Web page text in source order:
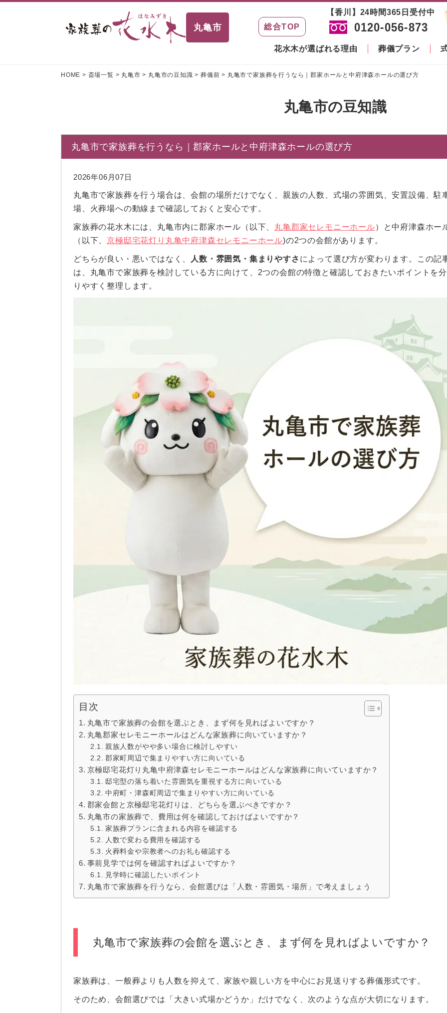
丸亀市 総合TOP
【香川】24時間365日受付中
0120-056-873
花水木が選ばれる理由 葬儀プラン
HOME > 斎場一覧 > 丸亀市 > 丸亀市の豆知識 >葬儀前 > 丸亀市で家族葬を行うなら｜郡家ホールと中府津森ホールの選び方
丸亀市の豆知識
丸亀市で家族葬を行うなら｜郡家ホールと中府津森ホールの選び方
2026年06月07日
丸亀市で家族葬を行う場合は、会館の場所だけでなく、親族の人数、式場の雰囲気、安置設備、駐
場、火葬場への動線まで確認しておくと安心です。
家族葬の花水木には、丸亀市内に郡家ホール（以下、 丸亀郡家セレモニーホール）と中府津森ホー
（以下、京極邸宅花灯り丸亀中府津森セレモニーホール)の2つの会館があります。
どちらが良い・悪いではなく、 人数・雰囲気・集まりやすさ によって選び方が変わります。この記
は、丸亀市で家族葬を検討している方に向けて、2つの会館の特徴と確認しておきたいポイントを
りやすく整理します。
目次
丸亀市で家族葬の会館を選ぶとき、まず何を見ればよいですか？
丸亀郡家セレモニーホールはどんな家族葬に向いていますか？
親族人数がやや多い場合に検討しやすい
郡家町周辺で集まりやすい方に向いている
京極邸宅花灯り丸亀中府津森セレモニーホールはどんな家族葬に向いていますか？
邸宅型の落ち着いた雰囲気を重視する方に向いている
中府町・津森町周辺で集まりやすい方に向いている
郡家会館と京極邸宅花灯りは、どちらを選ぶべきですか？
丸亀市の家族葬で、費用は何を確認しておけばよいですか？
家族葬プランに含まれる内容を確認する
人数で変わる費用を確認する
火葬料金や宗教者へのお礼も確認する
事前見学では何を確認すればよいですか？
見学時に確認したいポイント
丸亀市で家族葬を行うなら、会館選びは「人数・雰囲気・場所」で考えましょう
丸亀市で家族葬の会館を選ぶとき、まず何を見ればよいですか？
家族葬は、一般葬よりも人数を抑えて、家族や親しい方を中心にお見送りする葬儀形式です。
そのため、会館選びでは「大きい式場かどうか」だけでなく、次のような点が大切になります。